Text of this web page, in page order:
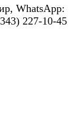
WhatsApp:
227-10-45